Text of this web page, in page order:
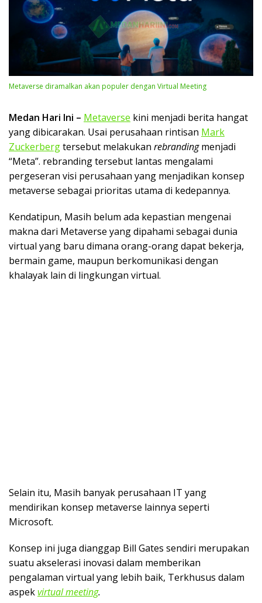
Metaverse diramalkan akan populer dengan Virtual Meeting
Medan Hari Ini – Metaverse kini menjadi berita hangat
yang dibicarakan. Usai perusahaan rintisan Mark
Zuckerbergtersebut melakukan rebrandingmenjadi
“Meta”. rebranding tersebut lantas mengalami
pergeseran visi perusahaan yang menjadikan konsep
metaverse sebagai prioritas utama di kedepannya.
Kendatipun, Masih belum ada kepastian mengenai
makna dari Metaverse yang dipahami sebagai dunia
virtual yang baru dimana orang-orang dapat bekerja,
bermain game, maupun berkomunikasi dengan
khalayak lain di lingkungan virtual.
Selain itu, Masih banyak perusahaan IT yang
mendirikan konsep metaverse lainnya seperti
Microsoft.
Konsep ini juga dianggap Bill Gates sendiri merupakan
suatu akselerasi inovasi dalam memberikan
pengalaman virtual yang lebih baik, Terkhusus dalam
aspekvirtual meeting.